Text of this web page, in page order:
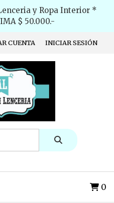
y Ropa Interior *
$ 50.000.-
CUENTA INICIAR SESIÓN
0